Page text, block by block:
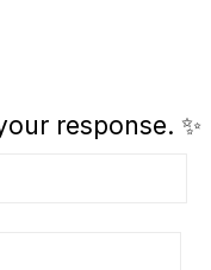
response. ✨